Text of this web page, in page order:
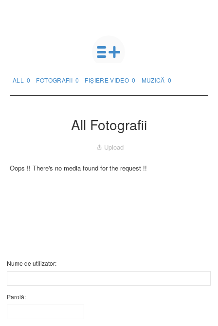
ALL 0 FOTOGRAFII 0 FIȘIERE VIDEO 0 MUZICĂ 0
All Fotografii
Upload
Oops !! There's no media found for the request !!
Nume de utilizator:
Parolă: